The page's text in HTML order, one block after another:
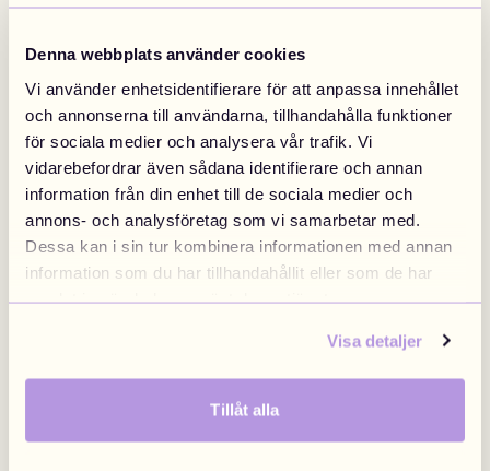
Denna webbplats använder cookies
Vi använder enhetsidentifierare för att anpassa innehållet
och annonserna till användarna, tillhandahålla funktioner
för sociala medier och analysera vår trafik. Vi
vidarebefordrar även sådana identifierare och annan
information från din enhet till de sociala medier och
annons- och analysföretag som vi samarbetar med.
Dessa kan i sin tur kombinera informationen med annan
information som du har tillhandahållit eller som de har
samlat in när du har använt deras tjänster.
Visa detaljer
Tillåt alla
5 DRMZ® + Väska 499 NOK
Halsband från
Design nå
Design nå